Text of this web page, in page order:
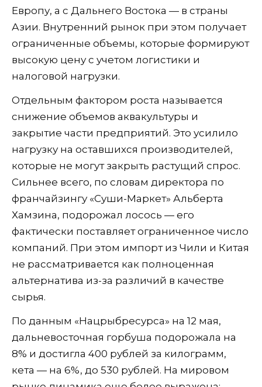
Европу, а с Дальнего Востока — в страны
Азии. Внутренний рынок при этом получает
ограниченные объемы, которые формируют
высокую цену с учетом логистики и
налоговой нагрузки.
Отдельным фактором роста называется
снижение объемов аквакультуры и
закрытие части предприятий. Это усилило
нагрузку на оставшихся производителей,
которые не могут закрыть растущий спрос.
Сильнее всего, по словам директора по
франчайзингу «Суши-Маркет» Альберта
Хамзина, подорожал лосось — его
фактически поставляет ограниченное число
компаний. При этом импорт из Чили и Китая
не рассматривается как полноценная
альтернатива из-за различий в качестве
сырья.
По данным «Нацрыбресурса» на 12 мая,
дальневосточная горбуша подорожала на
8% и достигла 400 рублей за килограмм,
кета — на 6%, до 530 рублей. На мировом